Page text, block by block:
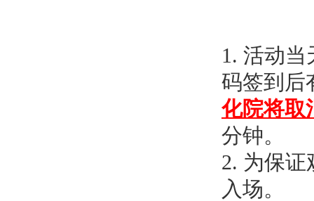
1. 活动
码签到后
化院将取
分钟。
2. 为保证
入场。